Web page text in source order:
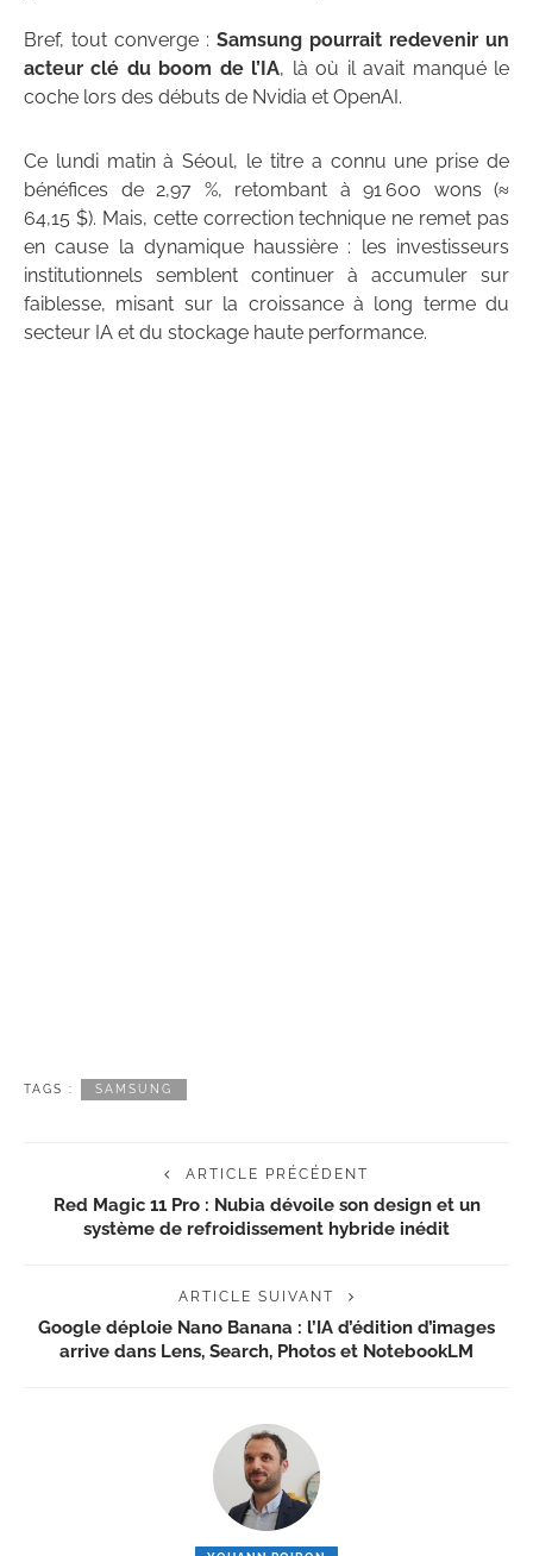
Bref, tout converge : Samsung pourrait redevenir un
acteur clé du boom de l’IA, là où il avait manqué le
coche lors des débuts de Nvidia et OpenAI.
Ce lundi matin à Séoul, le titre a connu une prise de
bénéfices de 2,97 %, retombant à 91 600 wons (≈
64,15 $). Mais, cette correction technique ne remet pas
en cause la dynamique haussière : les investisseurs
institutionnels semblent continuer à accumuler sur
faiblesse, misant sur la croissance à long terme du
secteur IA et du stockage haute performance.
TAGS : SAMSUNG
ARTICLE PRÉCÉDENT
Red Magic 11 Pro : Nubia dévoile son design et un
système de refroidissement hybride inédit
ARTICLE SUIVANT
Google déploie Nano Banana : l’IA d’édition d’images
arrive dans Lens, Search, Photos et NotebookLM